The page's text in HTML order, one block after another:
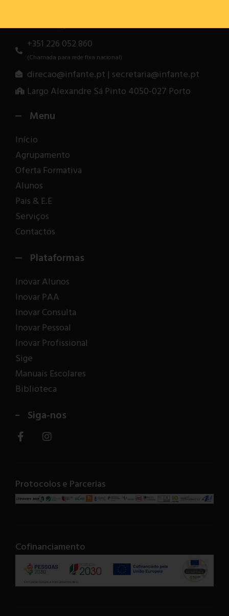
+351 226 052 860
(Chamada para rede fixa nacional)
direcao@infante.pt | secretaria@infante.pt
Largo Alexandre Sá Pinto 4050-027 Porto
Menu
Início
Agrupamento
Oferta Formativa
Alunos
Pais & E.E
Serviços
Contactos
Plataformas
Inovar Alunos
Inovar PAA
Inovar Consulta
Inovar Pessoal
Inovar Profissional
Sige
Manuais Escolares
Biblioteca
Siga-nos
Protocolos e Parcerias
Cofinanciamento